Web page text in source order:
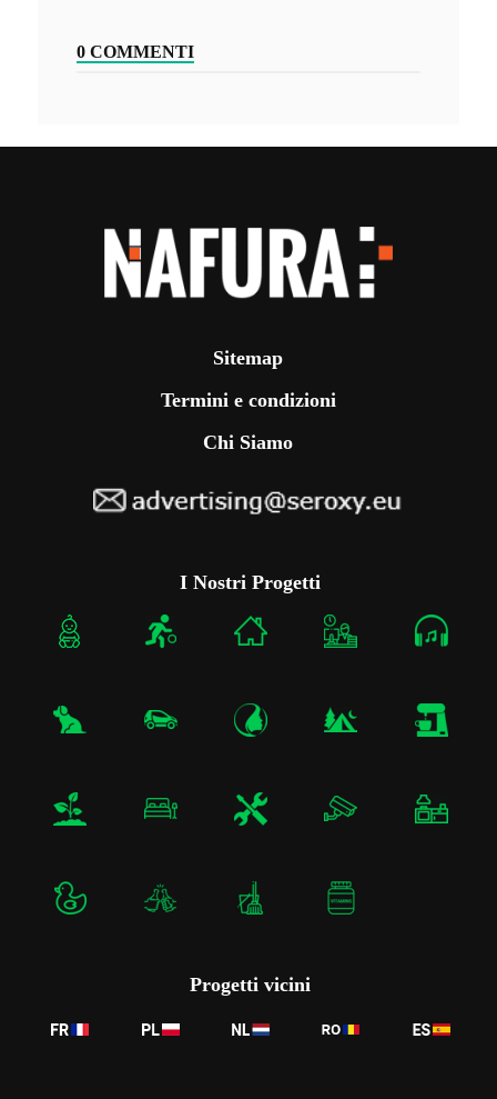
0 COMMENTI
Sitemap
Termini e condizioni
Chi Siamo
I Nostri Progetti
Progetti vicini